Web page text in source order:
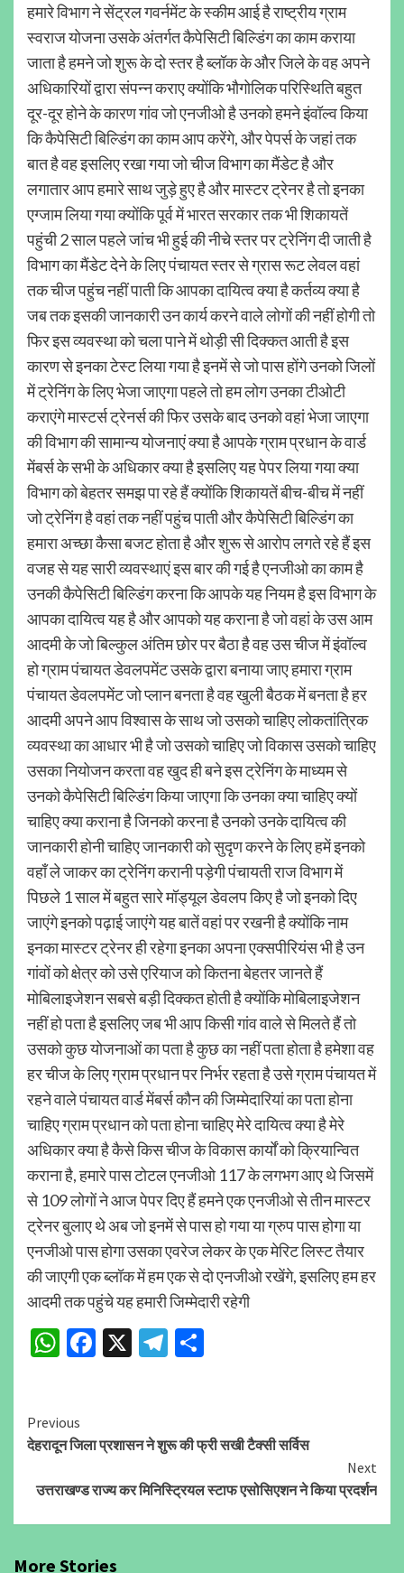
हमारे विभाग ने सेंट्रल गवर्नमेंट के स्कीम आई है राष्ट्रीय ग्राम
स्वराज योजना उसके अंतर्गत कैपेसिटी बिल्डिंग का काम कराया
जाता है हमने जो शुरू के दो स्तर है ब्लॉक के और जिले के वह अपने
अधिकारियों द्वारा संपन्न कराए क्योंकि भौगोलिक परिस्थिति बहुत
दूर-दूर होने के कारण गांव जो एनजीओ है उनको हमने इंवॉल्व किया
कि कैपेसिटी बिल्डिंग का काम आप करेंगे, और पेपर्स के जहां तक
बात है वह इसलिए रखा गया जो चीज विभाग का मैंडेट है और
लगातार आप हमारे साथ जुड़े हुए है और मास्टर ट्रेनर है तो इनका
एग्जाम लिया गया क्योंकि पूर्व में भारत सरकार तक भी शिकायतें
पहुंची 2 साल पहले जांच भी हुई की नीचे स्तर पर ट्रेनिंग दी जाती है
विभाग का मैंडेट देने के लिए पंचायत स्तर से ग्रास रूट लेवल वहां
तक चीज पहुंच नहीं पाती कि आपका दायित्व क्या है कर्तव्य क्या है
जब तक इसकी जानकारी उन कार्य करने वाले लोगों की नहीं होगी तो
फिर इस व्यवस्था को चला पाने में थोड़ी सी दिक्कत आती है इस
कारण से इनका टेस्ट लिया गया है इनमें से जो पास होंगे उनको जिलों
में ट्रेनिंग के लिए भेजा जाएगा पहले तो हम लोग उनका टीओटी
कराएंगे मास्टर्स ट्रेनर्स की फिर उसके बाद उनको वहां भेजा जाएगा
की विभाग की सामान्य योजनाएं क्या है आपके ग्राम प्रधान के वार्ड
मेंबर्स के सभी के अधिकार क्या है इसलिए यह पेपर लिया गया क्या
विभाग को बेहतर समझ पा रहे हैं क्योंकि शिकायतें बीच-बीच में नहीं
जो ट्रेनिंग है वहां तक नहीं पहुंच पाती और कैपेसिटी बिल्डिंग का
हमारा अच्छा कैसा बजट होता है और शुरू से आरोप लगते रहे हैं इस
वजह से यह सारी व्यवस्थाएं इस बार की गई है एनजीओ का काम है
उनकी कैपेसिटी बिल्डिंग करना कि आपके यह नियम है इस विभाग के
आपका दायित्व यह है और आपको यह कराना है जो वहां के उस आम
आदमी के जो बिल्कुल अंतिम छोर पर बैठा है वह उस चीज में इंवॉल्व
हो ग्राम पंचायत डेवलपमेंट उसके द्वारा बनाया जाए हमारा ग्राम
पंचायत डेवलपमेंट जो प्लान बनता है वह खुली बैठक में बनता है हर
आदमी अपने आप विश्वास के साथ जो उसको चाहिए लोकतांत्रिक
व्यवस्था का आधार भी है जो उसको चाहिए जो विकास उसको चाहिए
उसका नियोजन करता वह खुद ही बने इस ट्रेनिंग के माध्यम से
उनको कैपेसिटी बिल्डिंग किया जाएगा कि उनका क्या चाहिए क्यों
चाहिए क्या कराना है जिनको करना है उनको उनके दायित्व की
जानकारी होनी चाहिए जानकारी को सुदृण करने के लिए हमें इनको
वहाँ ले जाकर का ट्रेनिंग करानी पड़ेगी पंचायती राज विभाग में
पिछले 1 साल में बहुत सारे मॉड्यूल डेवलप किए है जो इनको दिए
जाएंगे इनको पढ़ाई जाएंगे यह बातें वहां पर रखनी है क्योंकि नाम
इनका मास्टर ट्रेनर ही रहेगा इनका अपना एक्सपीरियंस भी है उन
गांवों को क्षेत्र को उसे एरियाज को कितना बेहतर जानते हैं
मोबिलाइजेशन सबसे बड़ी दिक्कत होती है क्योंकि मोबिलाइजेशन
नहीं हो पता है इसलिए जब भी आप किसी गांव वाले से मिलते हैं तो
उसको कुछ योजनाओं का पता है कुछ का नहीं पता होता है हमेशा वह
हर चीज के लिए ग्राम प्रधान पर निर्भर रहता है उसे ग्राम पंचायत में
रहने वाले पंचायत वार्ड मेंबर्स कौन की जिम्मेदारियां का पता होना
चाहिए ग्राम प्रधान को पता होना चाहिए मेरे दायित्व क्या है मेरे
अधिकार क्या है कैसे किस चीज के विकास कार्यों को क्रियान्वित
कराना है, हमारे पास टोटल एनजीओ 117 के लगभग आए थे जिसमें
से 109 लोगों ने आज पेपर दिए हैं हमने एक एनजीओ से तीन मास्टर
ट्रेनर बुलाए थे अब जो इनमें से पास हो गया या ग्रुप पास होगा या
एनजीओ पास होगा उसका एवरेज लेकर के एक मेरिट लिस्ट तैयार
की जाएगी एक ब्लॉक में हम एक से दो एनजीओ रखेंगे, इसलिए हम हर
आदमी तक पहुंचे यह हमारी जिम्मेदारी रहेगी
WhatsApp
Facebook
X Telegram
Continue
Reading
Previous
देहरादून जिला प्रशासन ने शुरू की फ्री सखी टैक्सी सर्विस
Next
उत्तराखण्ड राज्य कर मिनिस्ट्रियल स्टाफ एसोसिएशन ने किया प्रदर्शन
More Stories